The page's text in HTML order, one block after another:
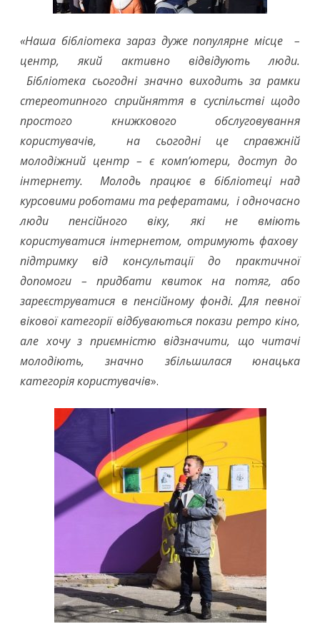
«Наша бібліотека зараз дуже популярне місце –
центр, який активно відвідують люди.
Бібліотека сьогодні значно виходить за рамки
стереотипного сприйняття в суспільстві щодо
простого книжкового обслуговування
користувачів, на сьогодні це справжній
молодіжний центр – є комп’ютери, доступ до
інтернету. Молодь працює в бібліотеці над
курсовими роботами та рефератами, і одночасно
люди пенсійного віку, які не вміють
користуватися інтернетом, отримують фахову
підтримку від консультації до практичної
допомоги – придбати квиток на потяг, або
зареєструватися в пенсійному фонді. Для певної
вікової категорії відбуваються покази ретро кіно,
але хочу з приємністю відзначити, що читачі
молодіють, значно збільшилася юнацька
категорія користувачів».